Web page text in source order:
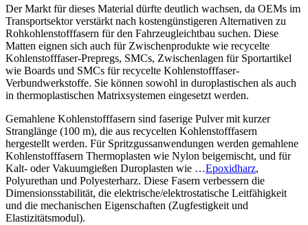
Der Markt für dieses Material dürfte deutlich wachsen, da OEMs im
Transportsektor verstärkt nach kostengünstigeren Alternativen zu
Rohkohlenstofffasern für den Fahrzeugleichtbau suchen. Diese
Matten eignen sich auch für Zwischenprodukte wie recycelte
Kohlenstofffaser-Prepregs, SMCs, Zwischenlagen für Sportartikel
wie Boards und SMCs für recycelte Kohlenstofffaser-
Verbundwerkstoffe. Sie können sowohl in duroplastischen als auch
in thermoplastischen Matrixsystemen eingesetzt werden.
Gemahlene Kohlenstofffasern sind faserige Pulver mit kurzer
Stranglänge (100 m), die aus recycelten Kohlenstofffasern
hergestellt werden. Für Spritzgussanwendungen werden gemahlene
Kohlenstofffasern Thermoplasten wie Nylon beigemischt, und für
Kalt- oder Vakuumgießen Duroplasten wie …Epoxidharz,
Polyurethan und Polyesterharz. Diese Fasern verbessern die
Dimensionsstabilität, die elektrische/elektrostatische Leitfähigkeit
und die mechanischen Eigenschaften (Zugfestigkeit und
Elastizitätsmodul).